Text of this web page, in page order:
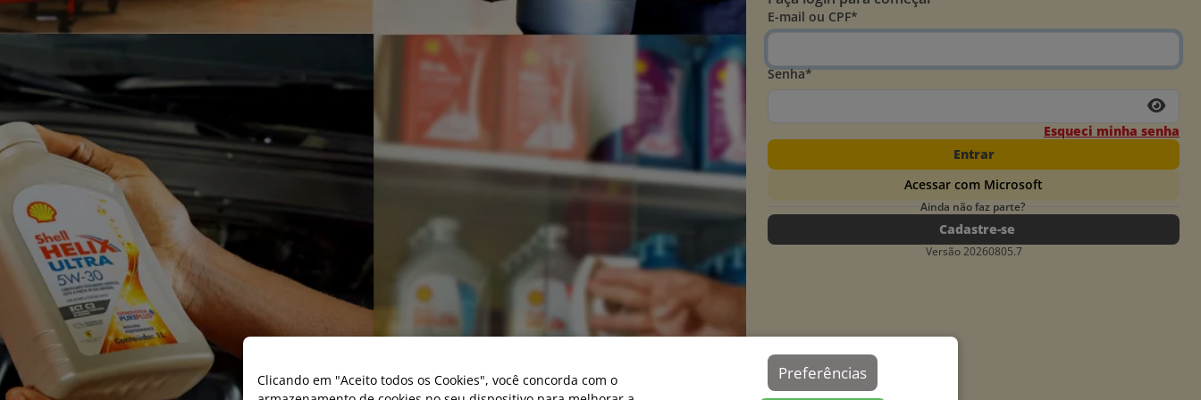
Clicando em "Aceito todos os Cookies", você concorda com o
Preferências
E-mail ou CPF*
Senha*
Esqueci minha senha
Entrar
Acessar com Microsoft
Ainda não faz parte?
Cadastre-se
Versão 20260805.7